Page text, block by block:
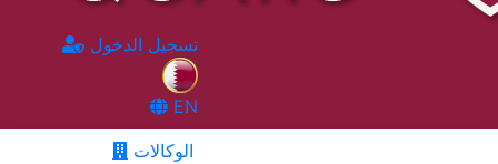
تسجيل الدخول
EN
الوكالات